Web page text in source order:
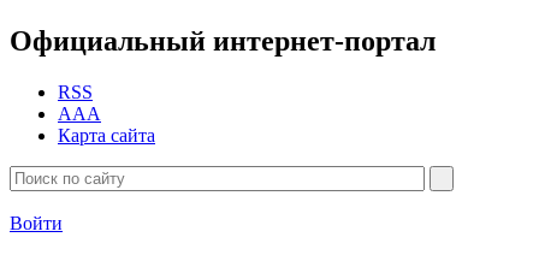
Официальный интернет-портал
RSS
AAA
Карта сайта
Войти